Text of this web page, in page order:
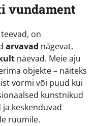
vundament
on
arvavad nägevat,
näevad. Meie aju
objekte – näiteks
vormi või puud kui
kunstnikud
keskenduvad
ruumile.